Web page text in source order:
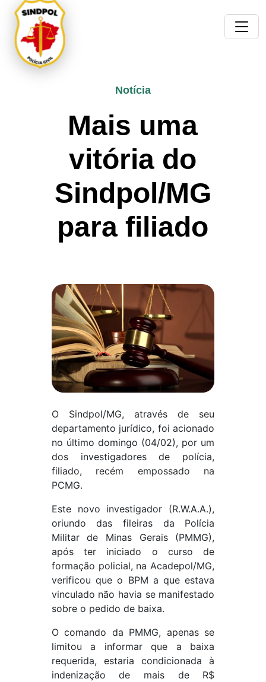
Notícia
Mais uma
vitória do
Sindpol/MG
para filiado
O Sindpol/MG, através de seu
departamento jurídico, foi acionado
no último domingo (04/02), por um
dos investigadores de polícia,
filiado, recém empossado na
PCMG.
Este novo investigador (R.W.A.A.),
oriundo das fileiras da Polícia
Militar de Minas Gerais (PMMG),
após ter iniciado o curso de
formação policial, na Acadepol/MG,
verificou que o BPM a que estava
vinculado não havia se manifestado
sobre o pedido de baixa.
O comando da PMMG, apenas se
limitou a informar que a baixa
requerida, estaria condicionada à
indenização de mais de R$